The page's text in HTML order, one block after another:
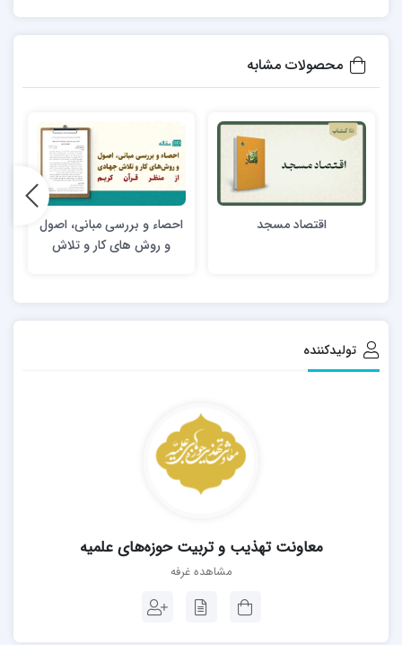
محصولات مشابه
اقتصاد مسجد
احصاء و بررسی مبانی، اصول
و روش های کار و تلاش
تولیدکننده
معاونت تهذیب و تربیت حوزه‌های علمیه
مشاهده غرفه